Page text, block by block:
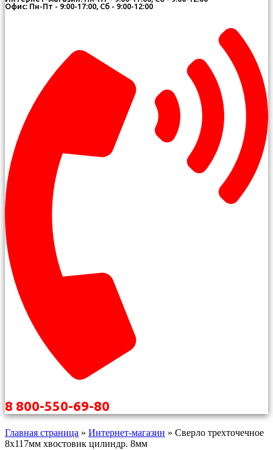
Офис: Пн-Пт - 9:00-17:00, Сб - 9:00-12:00
8 800-550-69-80
Главная страница » Интернет-магазин » Сверло трехточечное
8х117мм хвостовик цилиндр. 8мм